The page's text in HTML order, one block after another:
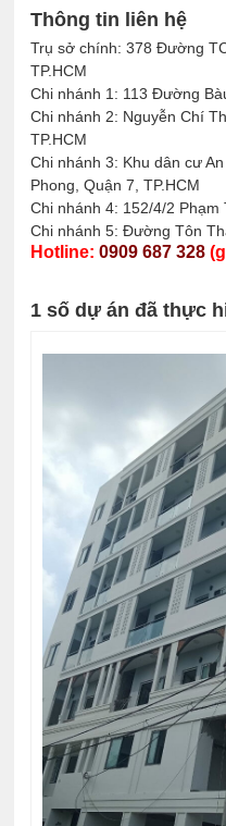
Thông tin liên hệ
Trụ sở chính: 378 Đường
TP.HCM
Chi nhánh 1: 113 Đường
Chi nhánh 2: Nguyễn Chí
TP.HCM
Chi nhánh 3: Khu dân cư
Phong, Quận 7, TP.HCM
Chi nhánh 4: 152/4/2 Phạm
Chi nhánh 5: Đường Tôn
Hotline:0909 687 328
1 số dự án đã thực